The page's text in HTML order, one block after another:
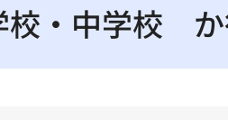
・中学校 か